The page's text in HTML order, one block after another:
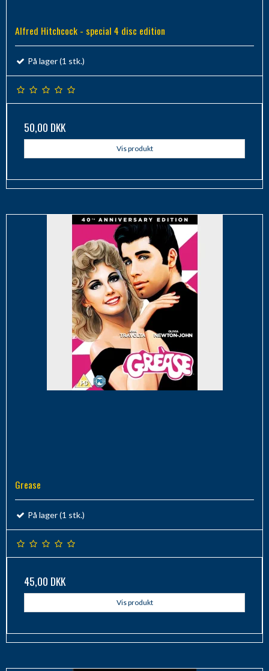
Alfred Hitchcock - special 4 disc edition
På lager (1 stk.)
50,00 DKK
Vis produkt
Grease
På lager (1 stk.)
45,00 DKK
Vis produkt